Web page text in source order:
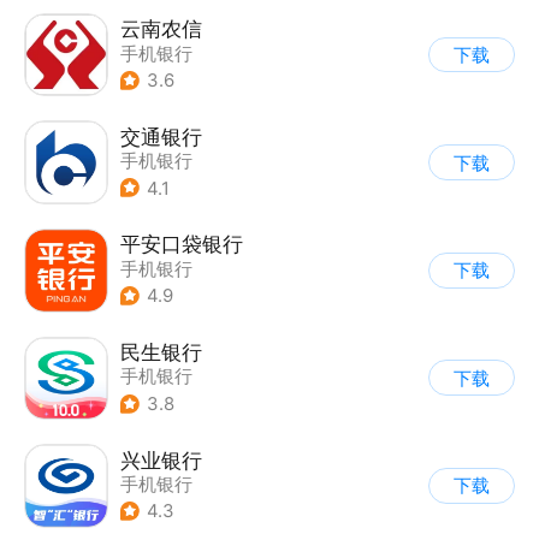
云南农信
手机银行
3.6
下载
交通银行
手机银行
4.1
下载
平安口袋银行
手机银行
4.9
下载
民生银行
手机银行
3.8
下载
兴业银行
手机银行
4.3
下载